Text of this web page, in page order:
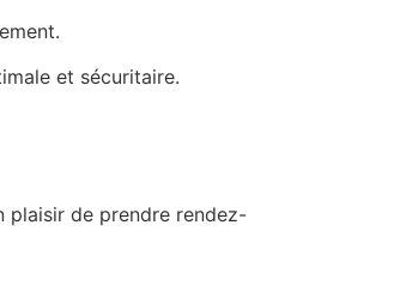
et sécuritaire.
plaisir de prendre rendez-